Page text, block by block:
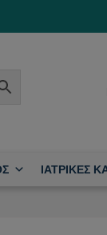
ΙΑΤΡΙΚΕΣ